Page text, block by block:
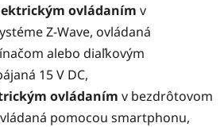
ovládaním v
Z-Wave, ovládaná
alebo diaľkovým
15 V DC,
ovládaním v bezdrôtovom
pomocou smartphonu,